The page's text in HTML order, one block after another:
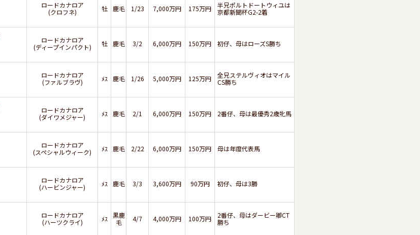
ロードカナロア
(クロフネ)
牡 鹿毛 1/23 7,000万円 175万円
半兄ポルトドートウィユは
京都新聞杯G2-2着
ロードカナロア
(ディープインパクト)
牡 鹿毛 3/2 6,000万円 150万円 初仔、母はローズS勝ち
ロードカナロア
(ファルブラヴ)
ﾒｽ 鹿毛 1/26 5,000万円 125万円
全兄ステルヴィオはマイル
CS勝ち
ロードカナロア
(ダイワメジャー)
ﾒｽ 鹿毛 2/1 6,000万円 150万円 2番仔、母は最優秀2歳牝馬
ロードカナロア
(スペシャルウィーク)
ﾒｽ 鹿毛 2/22 6,000万円 150万円 母は年度代表馬
ロードカナロア
(ハービンジャー)
ﾒｽ 鹿毛 3/3 3,600万円 90万円 初仔、母は3勝
ロードカナロア
(ハーツクライ)
ﾒｽ
黒鹿
毛
4/7 4,000万円 100万円
2番仔、母はダービー卿CT
勝ち